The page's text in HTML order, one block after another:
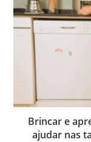
Brincar e
ajudar nas